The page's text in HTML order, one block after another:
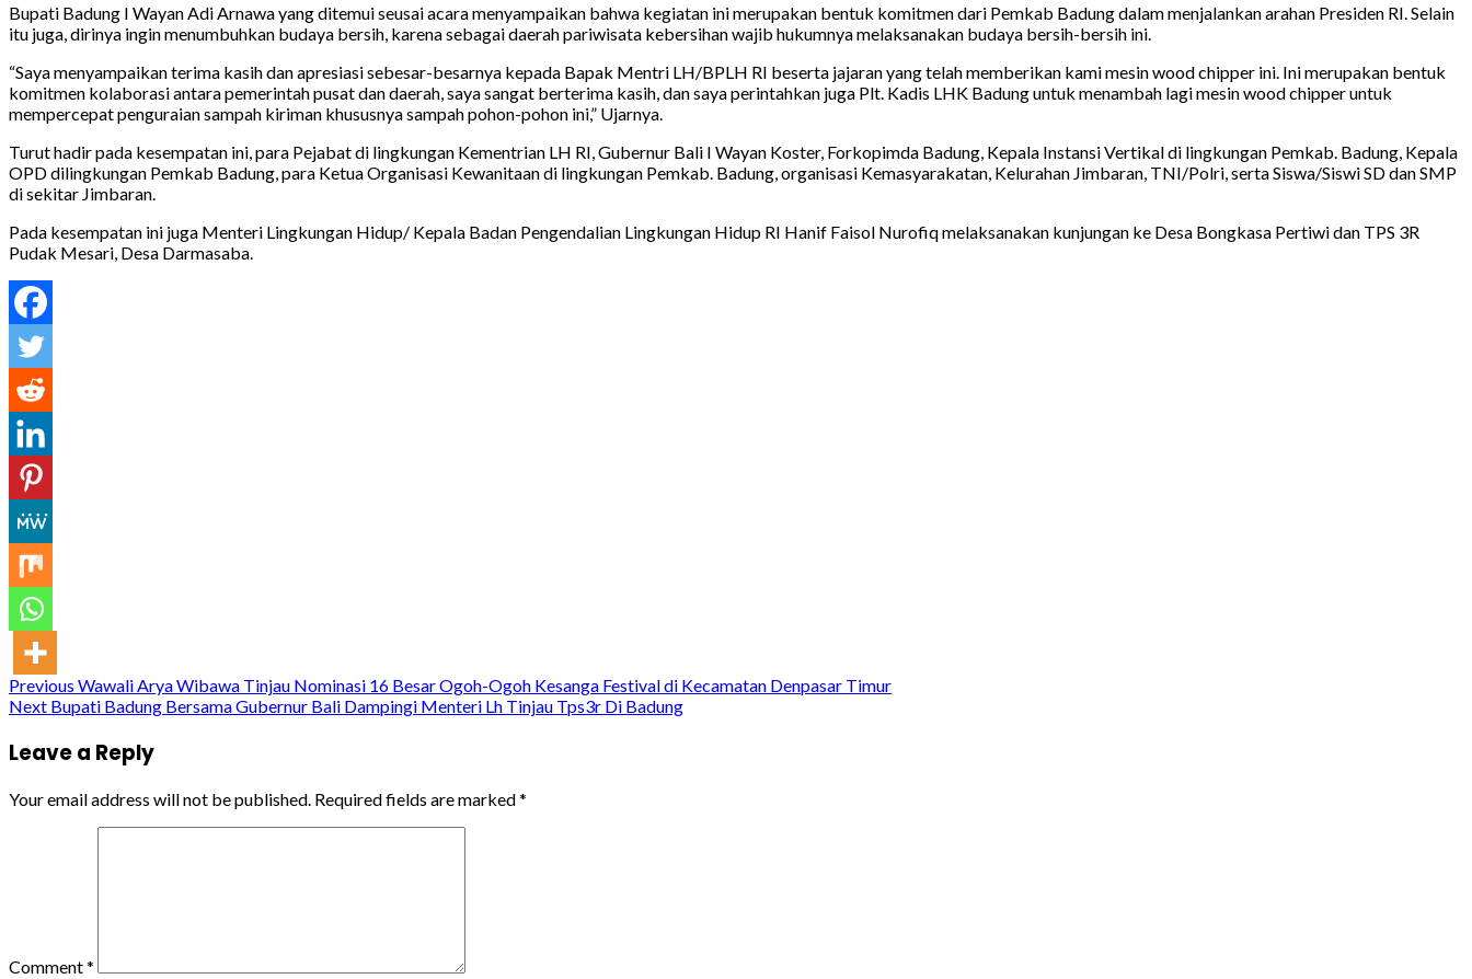
Bupati Badung I Wayan Adi Arnawa yang ditemui seusai acara menyampaikan bahwa kegiatan ini merupakan bentuk komitmen dari Pemkab Badung dalam menjalankan arahan Presiden RI. Selain
itu juga, dirinya ingin menumbuhkan budaya bersih, karena sebagai daerah pariwisata kebersihan wajib hukumnya melaksanakan budaya bersih-bersih ini.
“Saya menyampaikan terima kasih dan apresiasi sebesar-besarnya kepada Bapak Mentri LH/BPLH RI beserta jajaran yang telah memberikan kami mesin wood chipper ini. Ini merupakan bentuk
komitmen kolaborasi antara pemerintah pusat dan daerah, saya sangat berterima kasih, dan saya perintahkan juga Plt. Kadis LHK Badung untuk menambah lagi mesin wood chipper untuk
mempercepat penguraian sampah kiriman khususnya sampah pohon-pohon ini,” Ujarnya.
Turut hadir pada kesempatan ini, para Pejabat di lingkungan Kementrian LH RI, Gubernur Bali I Wayan Koster, Forkopimda Badung, Kepala Instansi Vertikal di lingkungan Pemkab. Badung, Kepala
OPD dilingkungan Pemkab Badung, para Ketua Organisasi Kewanitaan di lingkungan Pemkab. Badung, organisasi Kemasyarakatan, Kelurahan Jimbaran, TNI/Polri, serta Siswa/Siswi SD dan SMP
di sekitar Jimbaran.
Pada kesempatan ini juga Menteri Lingkungan Hidup/ Kepala Badan Pengendalian Lingkungan Hidup RI Hanif Faisol Nurofiq melaksanakan kunjungan ke Desa Bongkasa Pertiwi dan TPS 3R
Pudak Mesari, Desa Darmasaba.
Continue
Previous Wawali Arya Wibawa Tinjau Nominasi 16 Besar Ogoh-Ogoh Kesanga Festival di Kecamatan Denpasar Timur
Next Bupati Badung Bersama Gubernur Bali Dampingi Menteri Lh Tinjau Tps3r Di Badung
Leave a Reply
Your email address will not be published. Required fields are marked*
Comment*